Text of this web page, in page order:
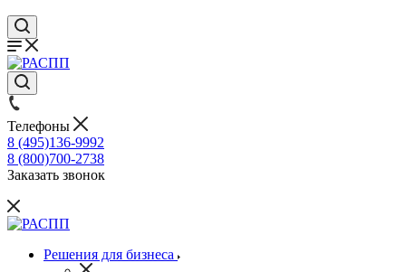
Телефоны
8 (495)136-9992
8 (800)700-2738
Заказать звонок
Решения для бизнеса